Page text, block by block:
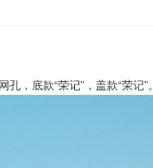
，底款“荣记”，盖款“荣记”。